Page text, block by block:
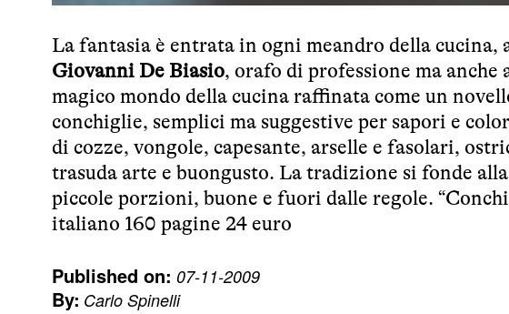
La fantasia è entrata in ogni meandro della cucina,
Giovanni De Biasio, orafo di professione ma
magico mondo della cucina raffinata come un
conchiglie, semplici ma suggestive per sapori e
di cozze, vongole, capesante, arselle e fasolari,
trasuda arte e buongusto. La tradizione si fonde
piccole porzioni, buone e fuori dalle regole.
italiano 160 pagine 24 euro
Published on: 07-11-2009
By: Carlo Spinelli